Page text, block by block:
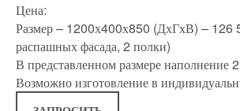
Цена:
Размер – 1200х400х850 (ДхГхВ) – 126
распашных фасада, 2 полки)
В представленном размере наполнение
Возможно изготовление в